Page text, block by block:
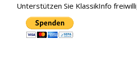
Unterstützen Sie KlassikInfo